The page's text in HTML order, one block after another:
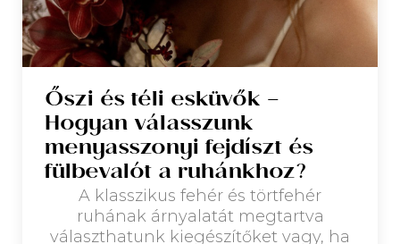
Őszi és téli esküvők –
Hogyan válasszunk
menyasszonyi fejdíszt és
fülbevalót a ruhánkhoz?
A klasszikus fehér és törtfehér
ruhának árnyalatát megtartva
választhatunk kiegészítőket vagy, ha